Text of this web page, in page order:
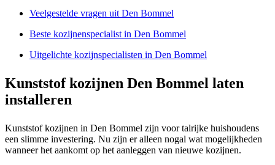
Veelgestelde vragen uit Den Bommel
Beste kozijnenspecialist in Den Bommel
Uitgelichte kozijnspecialisten in Den Bommel
Kunststof kozijnen Den Bommel laten
installeren
Kunststof kozijnen in Den Bommel zijn voor talrijke huishoudens
een slimme investering. Nu zijn er alleen nogal wat mogelijkheden
wanneer het aankomt op het aanleggen van nieuwe kozijnen.